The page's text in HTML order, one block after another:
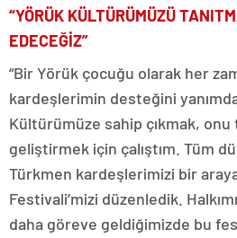
“YÖRÜK KÜLTÜRÜMÜZÜ
EDECEĞİZ”
“Bir Yörük çocuğu olarak her
kardeşlerimin desteğini
Kültürümüze sahip çıkmak, onu
geliştirmek için çalıştım. Tüm
Türkmen kardeşlerimizi bir
Festivali’mizi düzenledik.
daha göreve geldiğimizde bu